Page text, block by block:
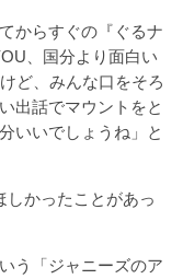
からすぐの『ぐるナ
、国分より面白い
ど、みんな口をそろ
出話でマウントをと
いいでしょうね」と
かったことがあっ
う「ジャニーズのア